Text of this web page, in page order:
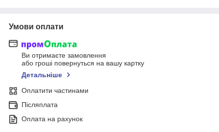
Умови оплати
Ви отримаєте замовлення
або гроші повернуться на вашу картку
Детальніше
Оплатити частинами
Післяплата
Оплата на рахунок